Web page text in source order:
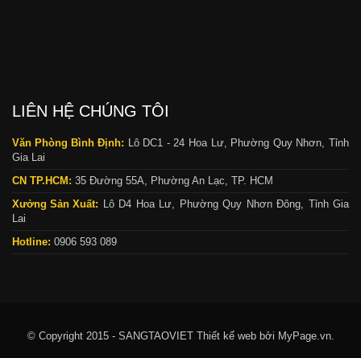
LIÊN HỆ CHÚNG TÔI
Văn Phòng Bình Định: Lô DC1 - 24 Hoa Lư, Phường Quy Nhơn, Tỉnh
Gia Lai
CN TP.HCM: 35 Đường 55A, Phường An Lạc, TP. HCM
Xưởng Sản Xuất: Lô D4 Hoa Lư, Phường Quy Nhơn Đông, Tỉnh Gia
Lai
Hotline: 0906 593 089
© Copyright 2015 - SANGTAOVIET Thiết kế web bởi MyPage.vn.